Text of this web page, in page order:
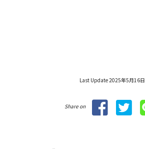
Last Update 2025年5月16日
Share on